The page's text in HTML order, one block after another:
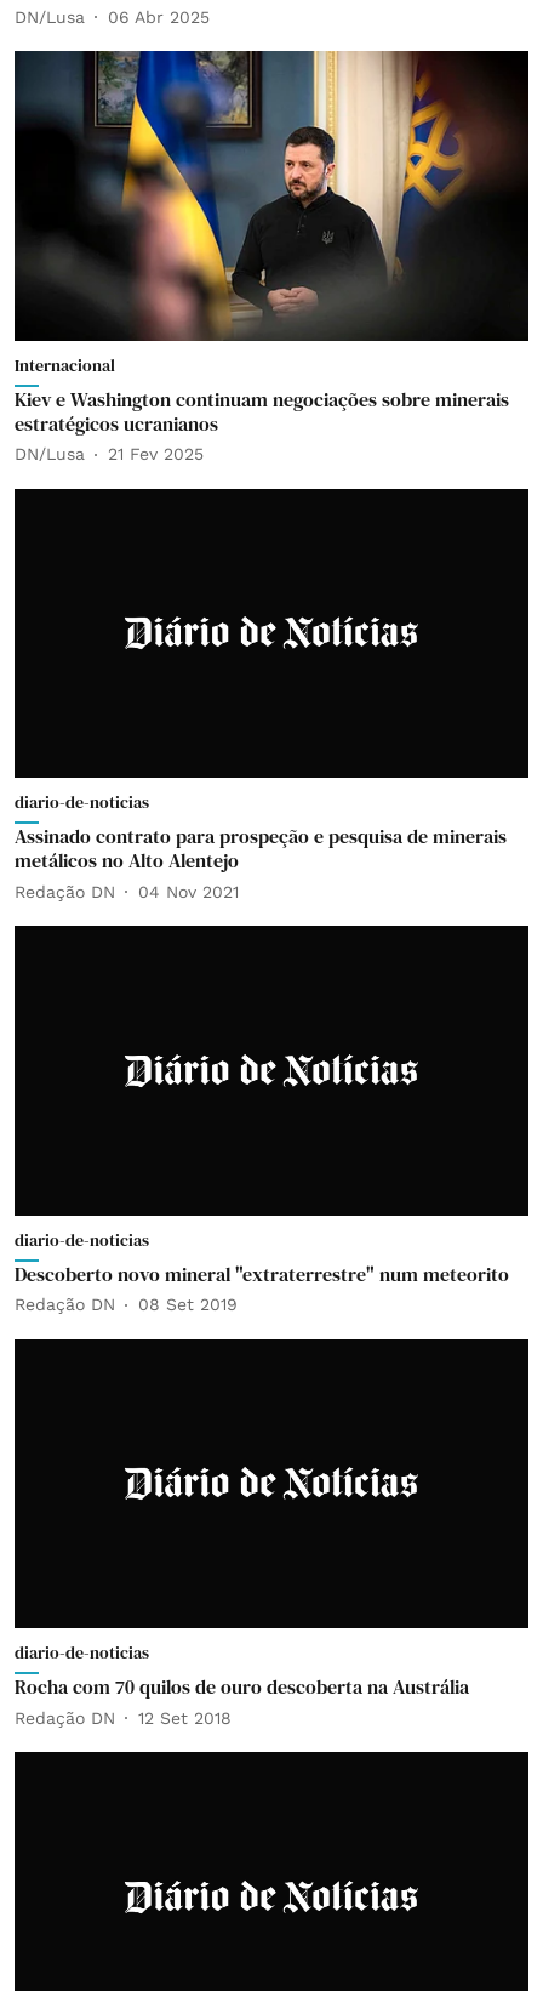
DN/Lusa 06 Abr 2025
Internacional
Kiev e Washington continuam negociações sobre minerais
estratégicos ucranianos
DN/Lusa 21 Fev 2025
diario-de-noticias
Assinado contrato para prospeção e pesquisa de minerais
metálicos no Alto Alentejo
Redação DN 04 Nov 2021
diario-de-noticias
Descoberto novo mineral "extraterrestre" num meteorito
Redação DN 08 Set 2019
diario-de-noticias
Rocha com 70 quilos de ouro descoberta na Austrália
Redação DN 12 Set 2018